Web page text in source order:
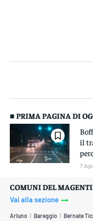
■ PRIMA PAGINA DI
il
7
COMUNI DEL
Vai alla sezione
Arluno Bareggio Bernate